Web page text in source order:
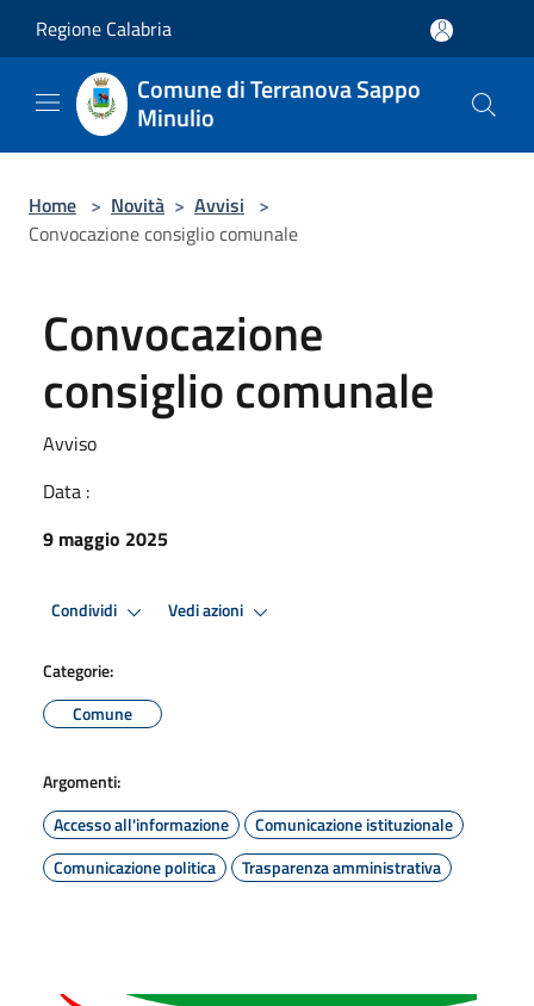
Regione Calabria
Comune di Terranova Sappo
Minulio
Home > Novità > Avvisi >
Convocazione consiglio comunale
Convocazione
consiglio comunale
Avviso
Data :
9 maggio 2025
Condividi Vedi azioni
Categorie:
Comune
Argomenti:
Accesso all'informazione
Comunicazione istituzionale
Comunicazione politica
Trasparenza amministrativa